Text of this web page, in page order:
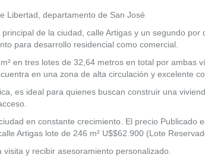
Libertad, departamento de San José
de la ciudad, calle Artigas y un segundo
para desarrollo residencial como comercial.
en tres lotes de 32,64 metros en total por ambas
en una zona de alta circulación y excelente
es ideal para quienes buscan construir una
en constante crecimiento. El precio Publicado
Artigas lote de 246 m² U$$62.900 (Lote
y recibir asesoramiento personalizado.